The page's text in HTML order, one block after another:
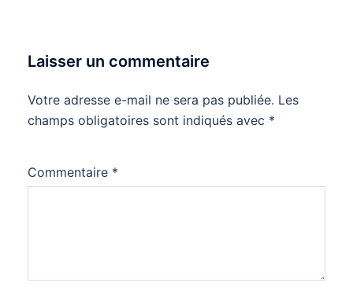
Laisser un commentaire
Votre adresse e-mail ne sera pas publiée. Les
champs obligatoires sont indiqués avec *
Commentaire *